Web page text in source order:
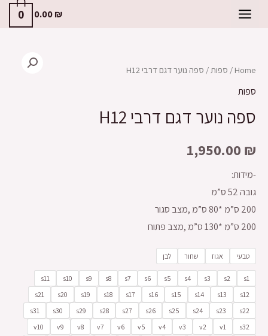
0.00₪
0
Home
/ ספות/ ספה נוער דגם דרבי H12
ספות
ספה נוער דגם דרבי H12
1,950.00 ₪
-מידות:
גובה 52 ס”מ
200 ס”מ *80 ס”מ ,מצב סגור
200 ס”מ *130 ס”מ ,מצב פתוח
טבעי אגוז שחור לבן
s1
s2
s3
s4
s5
s6
s7
s8
s9
s10
s11
s12
s13
s14
s15
s16
s17
s18
s19
s20
s21
s22
s23
s24
s25
s26
s27
s28
s29
s30
s31
s32
v1
v2
v3
v4
v5
v6
v7
v8
v9
v10